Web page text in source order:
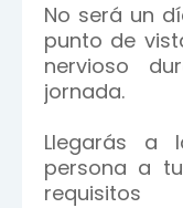
No será un
punto de
nervioso
jornada.
Llegarás a
persona a